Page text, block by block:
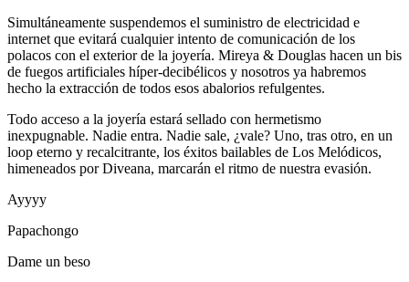
Simultáneamente suspendemos el suministro de electricidad e
internet que evitará cualquier intento de comunicación de los
polacos con el exterior de la joyería. Mireya & Douglas hacen un bis
de fuegos artificiales híper-decibélicos y nosotros ya habremos
hecho la extracción de todos esos abalorios refulgentes.
Todo acceso a la joyería estará sellado con hermetismo
inexpugnable. Nadie entra. Nadie sale, ¿vale? Uno, tras otro, en un
loop eterno y recalcitrante, los éxitos bailables de Los Melódicos,
himeneados por Diveana, marcarán el ritmo de nuestra evasión.
Ayyyy
Papachongo
Dame un beso